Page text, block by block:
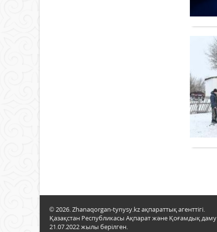
© 2026. Zhanaqorgan-tynysy.kz ақпараттық агенттігі.
Қазақстан Республикасы Ақпарат және Қоғамдық даму
21.07.2022 жылы берілген.